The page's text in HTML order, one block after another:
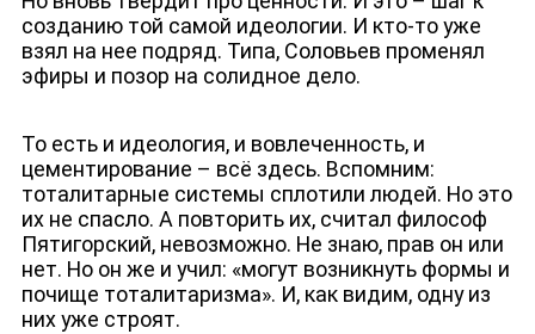
ЛИЦА КАНАЛА
созданию той самой идеологии. И кто-то уже
взял на нее подряд. Типа, Соловьев променял
эфиры и позор на солидное дело.
То есть и идеология, и вовлеченность, и
цементирование – всё здесь. Вспомним:
тоталитарные системы сплотили людей. Но это
их не спасло. А повторить их, считал философ
Пятигорский, невозможно. Не знаю, прав он или
нет. Но он же и учил: «могут возникнуть формы и
почище тоталитаризма». И, как видим, одну из
них уже строят.